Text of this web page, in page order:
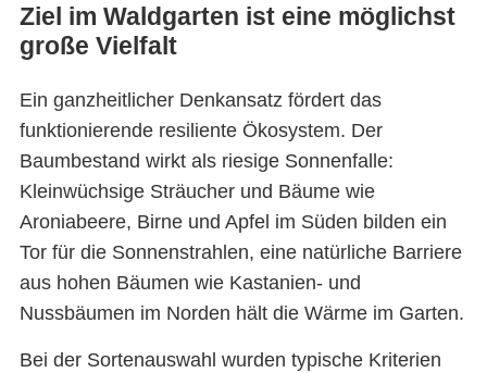
Ziel im Waldgarten ist eine möglichst
große Vielfalt
Ein ganzheitlicher Denkansatz fördert das
funktionierende resiliente Ökosystem. Der
Baumbestand wirkt als riesige Sonnenfalle:
Kleinwüchsige Sträucher und Bäume wie
Aroniabeere, Birne und Apfel im Süden bilden ein
Tor für die Sonnenstrahlen, eine natürliche Barriere
aus hohen Bäumen wie Kastanien- und
Nussbäumen im Norden hält die Wärme im Garten.
Bei der Sortenauswahl wurden typische Kriterien